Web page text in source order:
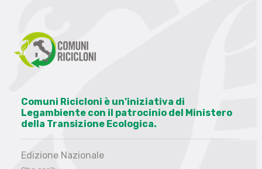
Comuni Ricicloni è un’iniziativa di
Legambiente con il patrocinio del Ministero
della Transizione Ecologica.
Edizione Nazionale